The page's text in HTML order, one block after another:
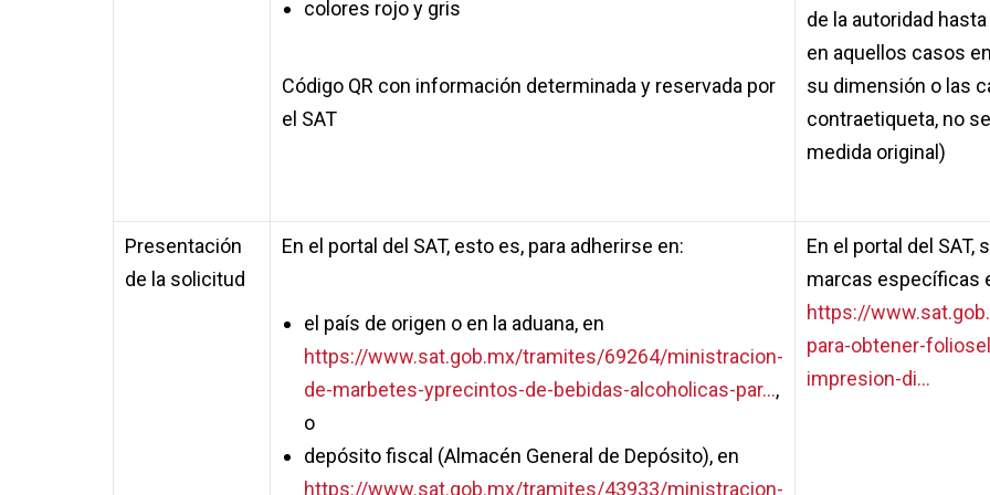
colores rojo y gris
Código QR con información determinada y reservada por
el SAT
de la autoridad
en aquellos casos
su dimensión o las
contraetiqueta, no
medida original)
Presentación
de la solicitud
En el portal del SAT, esto es, para adherirse en:
el país de origen o en la aduana, en
https://www.sat.gob.mx/tramites/69264/ministracion-
de-marbetes-yprecintos-de-bebidas-alcoholicas-par...,
o
depósito fiscal (Almacén General de Depósito), en
https://www.sat.gob.mx/tramites/43933/ministracion-
En el portal del SAT,
marcas específicas
https://
para-obtener-
impresion-di...